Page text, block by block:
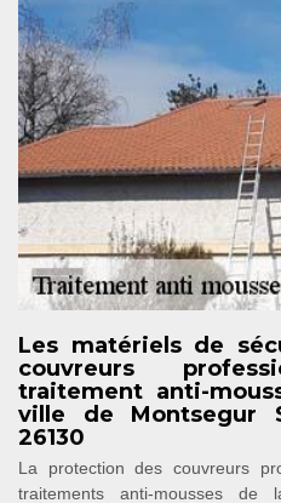
Les matériels de
couvreurs
traitement anti-
ville de Montsegur
26130
La protection des couvreurs
traitements anti-mousses